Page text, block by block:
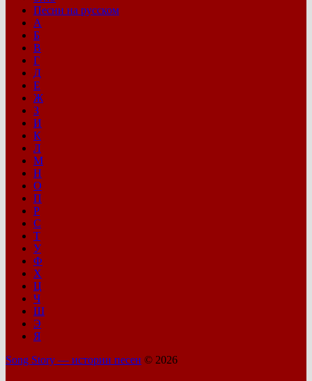
Песни на русском
А
Б
В
Г
Д
Е
Ж
З
И
К
Л
М
Н
О
П
Р
С
Т
У
Ф
Х
Ц
Ч
Ш
Э
Я
Song Story — истории песен © 2026